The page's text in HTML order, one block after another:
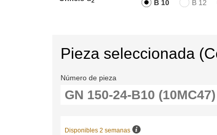
B 10 B 12
Pieza seleccionada
Número de pieza
Disponibles 2 semanas